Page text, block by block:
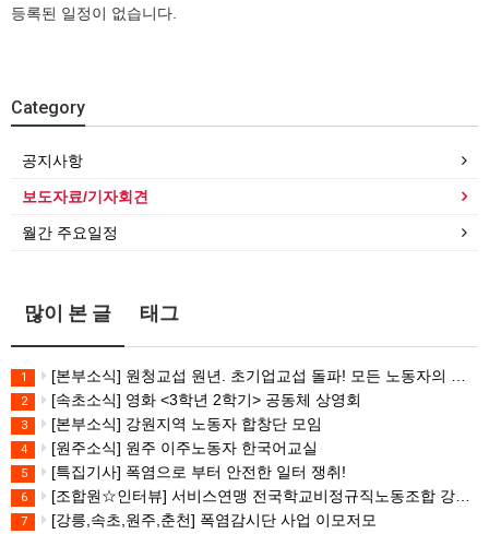
등록된 일정이 없습니다.
Category
공지사항
보도자료/기자회견
월간 주요일정
많이 본 글 태그
1 [본부소식] 원청교섭 원년. 초기업교섭 돌파! 모든 노동자의 노동기본권 쟁취! 민주노총 7.15 총파업대회
2 [속초소식] 영화 <3학년 2학기> 공동체 상영회
3 [본부소식] 강원지역 노동자 합창단 모임
4 [원주소식] 원주 이주노동자 한국어교실
5 [특집기사] 폭염으로 부터 안전한 일터 쟁취!
6 [조합원☆인터뷰] 서비스연맹 전국학교비정규직노동조합 강원지부 김유미 춘천지회장
7 [강릉,속초,원주,춘천] 폭염감시단 사업 이모저모